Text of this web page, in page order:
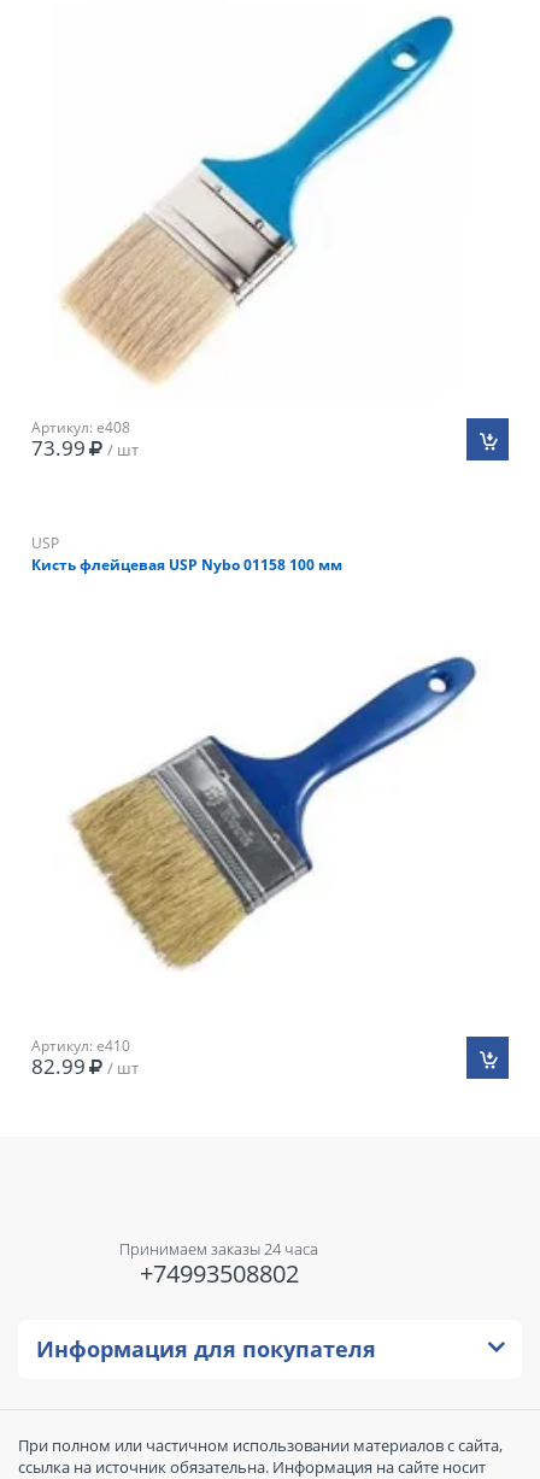
Артикул: e408
73.99 / шт
USP
Кисть флейцевая USP Nybo 01158 100 мм
Артикул: e410
82.99 / шт
Принимаем заказы 24 часа
+74993508802
Информация для покупателя
При полном или частичном использовании материалов с сайта,
ссылка на источник обязательна. Информация на сайте носит